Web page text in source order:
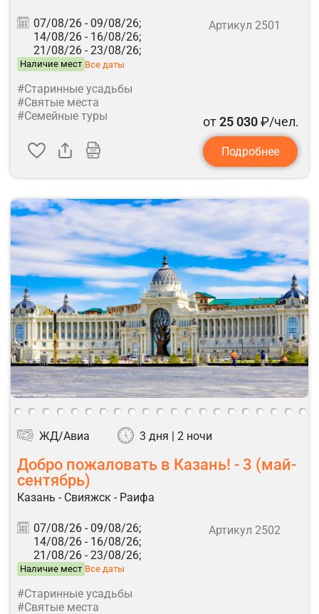
07/08/26 - 09/08/26;
14/08/26 - 16/08/26;
21/08/26 - 23/08/26;
Наличие мест Все даты
Артикул 2501
#Старинные усадьбы
#Святые места
#Семейные туры
от25 030₽/чел.
Подробнее
ЖД/Авиа 3 дня | 2 ночи
Добро пожаловать в Казань! - 3 (май-
сентябрь)
Казань - Свияжск - Раифа
07/08/26 - 09/08/26;
14/08/26 - 16/08/26;
21/08/26 - 23/08/26;
Наличие мест Все даты
Артикул 2502
#Старинные усадьбы
#Святые места